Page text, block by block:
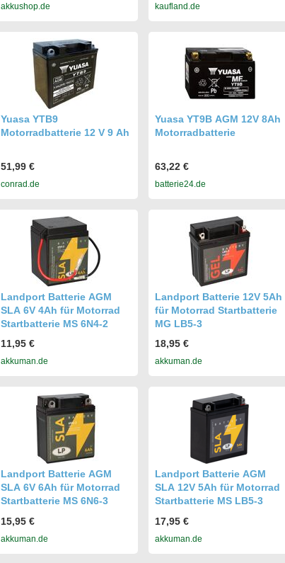
akkushop.de kaufland.de
Yuasa YTB9
Motorradbatterie 12 V 9 Ah
51,99 €
conrad.de
Yuasa YT9B AGM 12V 8Ah
Motorradbatterie
63,22 €
batterie24.de
Landport Batterie AGM
SLA 6V 4Ah für Motorrad
Startbatterie MS 6N4-2
11,95 €
akkuman.de
Landport Batterie 12V 5Ah
für Motorrad Startbatterie
MG LB5-3
18,95 €
akkuman.de
Landport Batterie AGM
SLA 6V 6Ah für Motorrad
Startbatterie MS 6N6-3
15,95 €
akkuman.de
Landport Batterie AGM
SLA 12V 5Ah für Motorrad
Startbatterie MS LB5-3
17,95 €
akkuman.de